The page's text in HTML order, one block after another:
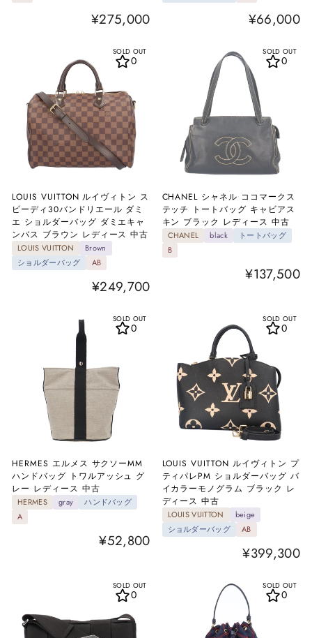
¥275,000 ¥66,000
SOLD OUT
LOUIS VUITTON ルイヴィトン ス
ピーディ30バンドリエール ダミ
エ ショルダーバッグ ダミエキャ
ンバス ブラウン レディース 中古
LOUIS VUITTON
Brown
ショルダーバッグ
AB
¥249,700
0
SOLD OUT
CHANEL シャネル ココマークス
テッチ トートバッグ キャビアス
キン ブラック レディース 中古
CHANEL black
トートバッグ
B
¥137,500
0
SOLD OUT
HERMES エルメス サクソーMM
ハンドバッグ トワルアッシュ グ
レー レディース 中古
HERMES gray
ハンドバッグ
A
¥52,800
0
SOLD OUT
LOUIS VUITTON ルイヴィトン プ
ティパレPM ショルダーバッグ バ
イカラーモノグラム ブラック レ
ディース 中古
LOUIS VUITTON
beige
ショルダーバッグ
AB
¥399,300
0
SOLD OUT
0
SOLD OUT
0